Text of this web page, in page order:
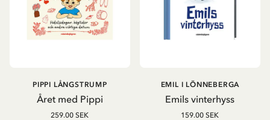
Året med Pippi
PIPPI LÅNGSTRUMP
259.00 SEK
Emils vinterhyss
EMIL I LÖNNEBERGA
159.00 SEK